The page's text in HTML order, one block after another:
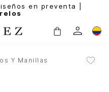
en preventa |
Y Manillas